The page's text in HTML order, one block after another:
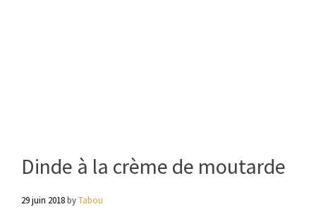
Dinde à la crème de moutarde
29 juin 2018byTabou